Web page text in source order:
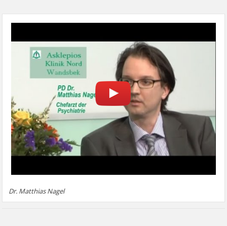
Dr. Matthias Nagel